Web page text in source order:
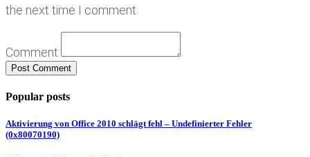
the next time I comment.
Comment
Popular posts
Aktivierung von Office 2010 schlägt fehl – Undefinierter Fehler
(0x80070190)